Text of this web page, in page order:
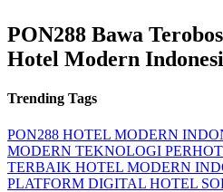
PON288 Bawa
Hotel Modern
Trending Tags
PON288 HOTEL MODERN
MODERN TEKNOLOGI
TERBAIK HOTEL MODERN
PLATFORM DIGITAL HOTEL